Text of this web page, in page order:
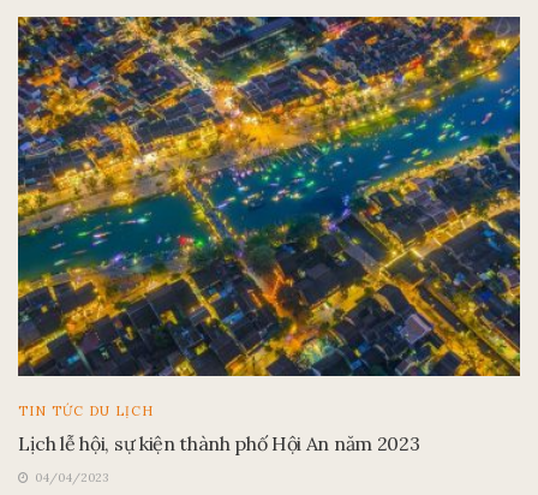
TIN TỨC DU LỊCH
Lịch lễ hội, sự kiện thành phố Hội An năm 2023
04/04/2023